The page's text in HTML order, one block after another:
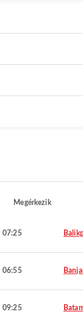
Megérkezik
07:25
06:55
09:25